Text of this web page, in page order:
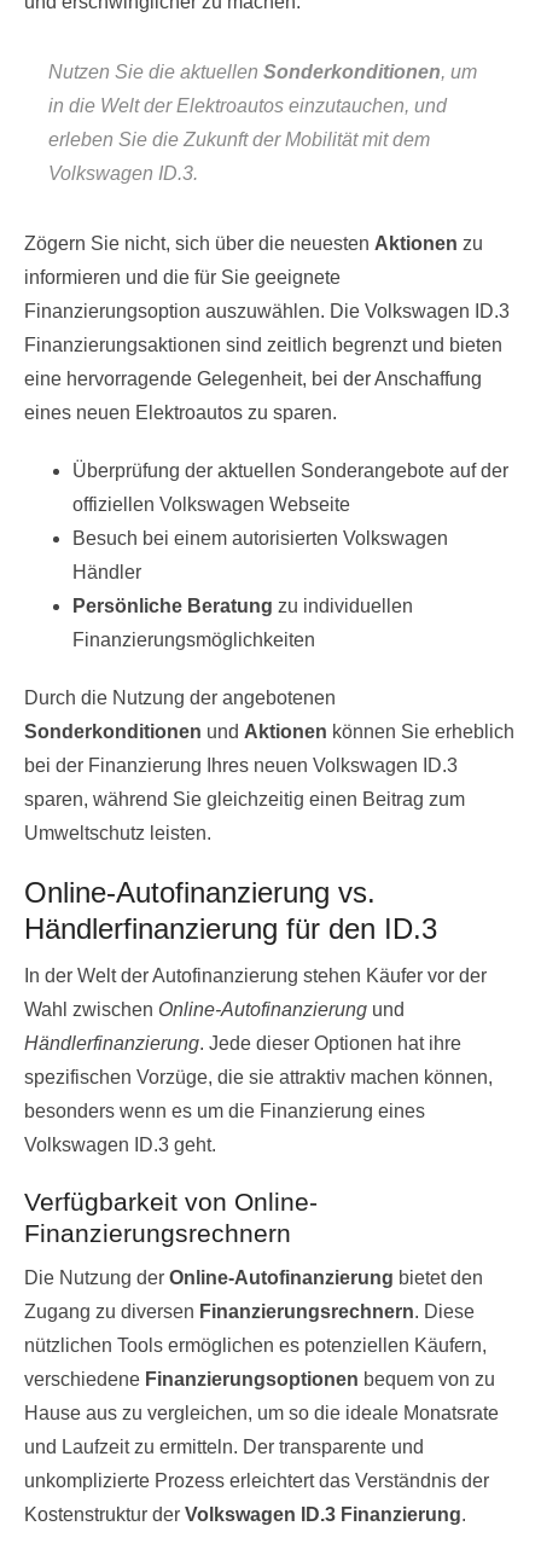
Nutzen Sie die aktuellen Sonderkonditionen, um
in die Welt der Elektroautos einzutauchen, und
erleben Sie die Zukunft der Mobilität mit dem
Volkswagen ID.3.
Zögern Sie nicht, sich über die neuesten Aktionen zu
informieren und die für Sie geeignete
Finanzierungsoption auszuwählen. Die Volkswagen ID.3
Finanzierungsaktionen sind zeitlich begrenzt und bieten
eine hervorragende Gelegenheit, bei der Anschaffung
eines neuen Elektroautos zu sparen.
Überprüfung der aktuellen Sonderangebote auf der
offiziellen Volkswagen Webseite
Besuch bei einem autorisierten Volkswagen
Händler
Persönliche Beratung zu individuellen
Finanzierungsmöglichkeiten
Durch die Nutzung der angebotenen
Sonderkonditionen und Aktionen können Sie erheblich
bei der Finanzierung Ihres neuen Volkswagen ID.3
sparen, während Sie gleichzeitig einen Beitrag zum
Umweltschutz leisten.
Online-Autofinanzierung vs.
Händlerfinanzierung für den ID.3
In der Welt der Autofinanzierung stehen Käufer vor der
Wahl zwischen Online-Autofinanzierung und
Händlerfinanzierung. Jede dieser Optionen hat ihre
spezifischen Vorzüge, die sie attraktiv machen können,
besonders wenn es um die Finanzierung eines
Volkswagen ID.3 geht.
Verfügbarkeit von Online-
Finanzierungsrechnern
Die Nutzung der Online-Autofinanzierung bietet den
Zugang zu diversen Finanzierungsrechnern. Diese
nützlichen Tools ermöglichen es potenziellen Käufern,
verschiedene Finanzierungsoptionen bequem von zu
Hause aus zu vergleichen, um so die ideale Monatsrate
und Laufzeit zu ermitteln. Der transparente und
unkomplizierte Prozess erleichtert das Verständnis der
Kostenstruktur der Volkswagen ID.3 Finanzierung.